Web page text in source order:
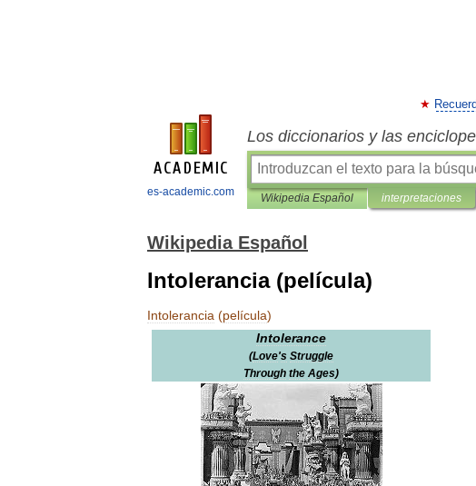
es-academic.com
Los diccionarios y las
Wikipedia Español interpretaciones
Wikipedia Español
Intolerancia (película)
Intolerancia (película)
Intolerance
(Love's Struggle
Through the Ages)